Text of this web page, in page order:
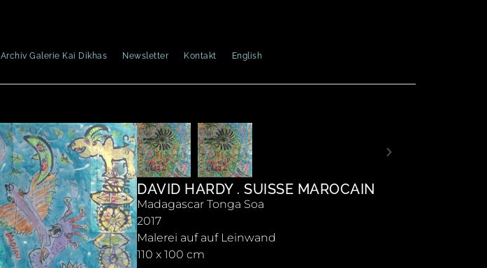
Archiv Galerie Kai Dikhas Newsletter Kontakt English
DAVID HARDY . SUISSE MAROCAIN
Madagascar Tonga Soa
2017
Malerei auf auf Leinwand
110 x 100 cm